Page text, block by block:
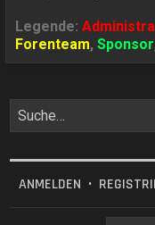
Legende:
Forenteam,Sponsor
ANMELDEN •